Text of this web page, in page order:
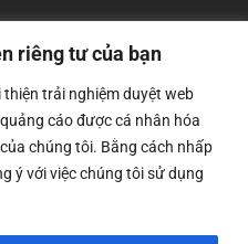
riêng tư của bạn
trải nghiệm duyệt web
cáo được cá nhân hóa
chúng tôi. Bằng cách nhấp
ý với việc chúng tôi sử dụng
- Số ĐKKD: 0108783483
Hoạch và Đầu Tư Tp. Hà
All Rights Reserved